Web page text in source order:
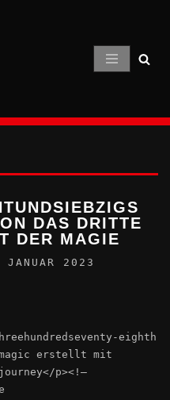
DAS DRITTE
DER MAGIE
2023
eighth
erstellt mit
p><!–